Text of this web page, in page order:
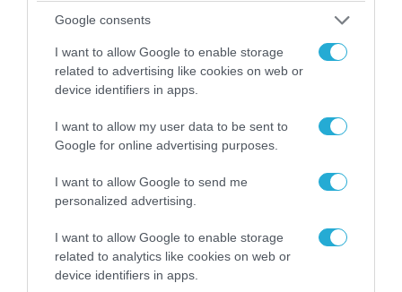
Google consents
I want to allow Google to enable storage
related to advertising like cookies on web or
device identifiers in apps.
I want to allow my user data to be sent to
Google for online advertising purposes.
I want to allow Google to send me
personalized advertising.
I want to allow Google to enable storage
related to analytics like cookies on web or
device identifiers in apps.
06.08.2026 | 14:02